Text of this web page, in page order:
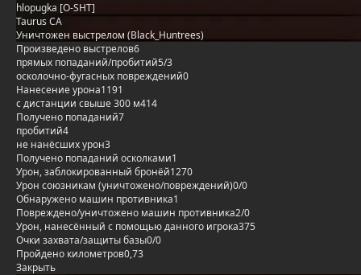
hlopugka [O-SHT]
Taurus CA
Уничтожен выстрелом (Black_Huntrees)
Произведено выстрелов6
прямых попаданий/пробитий5/3
осколочно-фугасных повреждений0
Нанесение урона1191
с дистанции свыше 300 м414
Получено попаданий7
пробитий4
не нанёсших урон3
Получено попаданий осколками1
Урон, заблокированный бронёй1270
Урон союзникам (уничтожено/повреждений)0/0
Обнаружено машин противника1
Повреждено/уничтожено машин противника2/0
Урон, нанесённый с помощью данного игрока375
Очки захвата/защиты базы0/0
Пройдено километров0,73
Закрыть